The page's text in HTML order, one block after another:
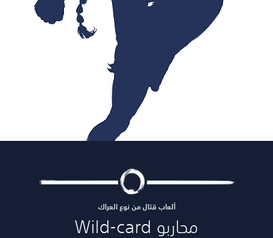
ألعاب قتال من نوع العراك
محاربو Wild-card